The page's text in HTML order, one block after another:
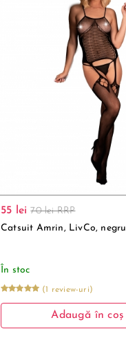
55 lei 70 lei RRP
Catsuit Amrin, LivCo, negru
În stoc
(1 review-uri)
Adaugă în coș